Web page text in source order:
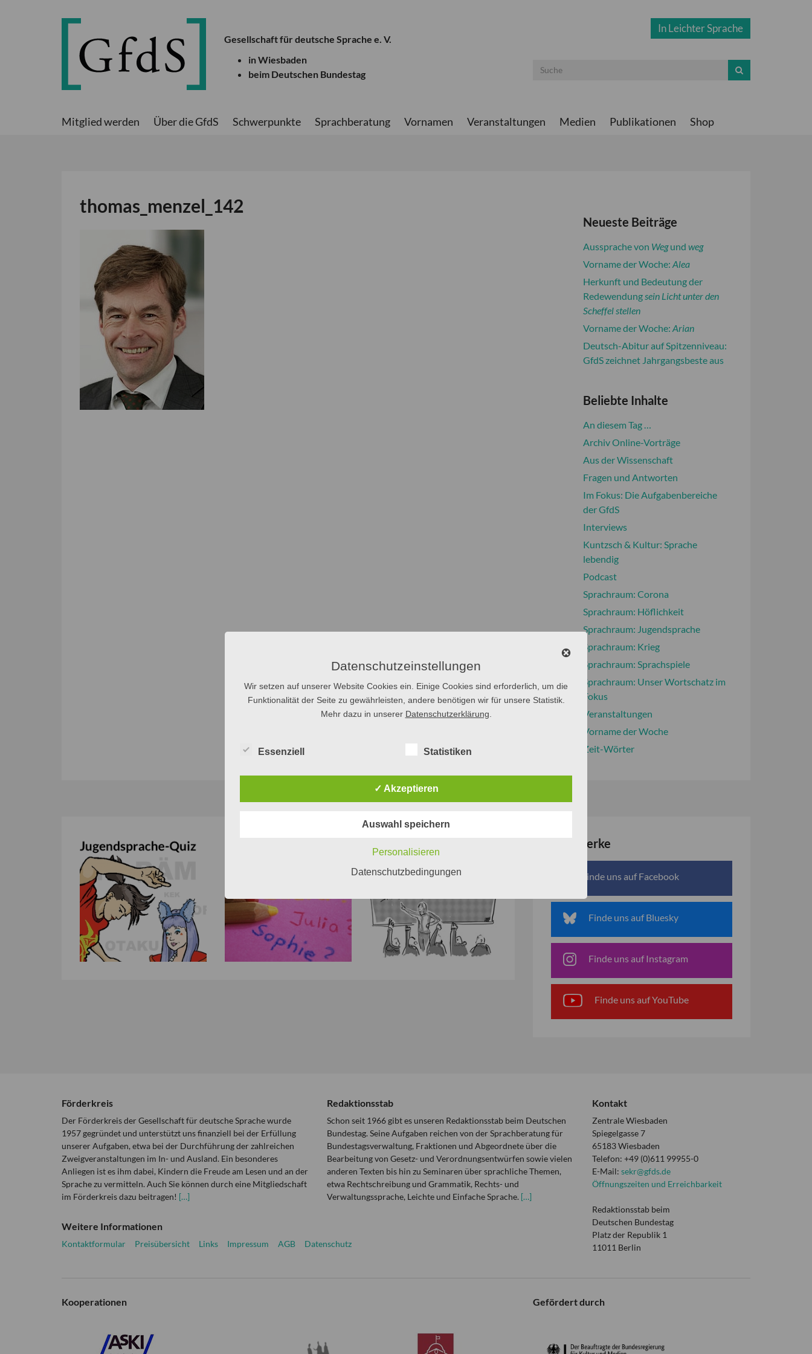
Gesellschaft für deutsche Sprache e. V.
in Wiesbaden
beim Deutschen Bundestag
In Leichter Sprache
Mitglied werden Über die GfdS Schwerpunkte Sprachberatung Vornamen Veranstaltungen Medien Publikationen Shop
thomas_menzel_142
Neueste Beiträge
Aussprache von Wegund weg
Vorname der Woche: Alea
Herkunft und Bedeutung der
Redewendungsein Licht unter den
Scheffel stellen
Vorname der Woche: Arian
Deutsch-Abitur auf Spitzenniveau:
GfdS zeichnet Jahrgangsbeste aus
Beliebte Inhalte
An diesem Tag …
Archiv Online-Vorträge
Aus der Wissenschaft
Fragen und Antworten
Im Fokus: Die Aufgabenbereiche
der GfdS
Interviews
Kuntzsch & Kultur: Sprache
lebendig
Podcast
Sprachraum: Corona
Sprachraum: Höflichkeit
Sprachraum: Jugendsprache
Sprachraum: Krieg
Sprachraum: Sprachspiele
Sprachraum: Unser Wortschatz im
Fokus
Veranstaltungen
Vorname der Woche
Zeit-Wörter
Netzwerke
Finde uns auf Facebook
Finde uns auf Bluesky
Finde uns auf Instagram
Finde uns auf YouTube
Förderkreis
Der Förderkreis der Gesellschaft für deutsche Sprache wurde
1957 gegründet und unterstützt uns finanziell bei der Erfüllung
unserer Aufgaben, etwa bei der Durchführung der zahlreichen
Zweigveranstaltungen im In- und Ausland. Ein besonderes
Anliegen ist es ihm dabei, Kindern die Freude am Lesen und an der
Sprache zu vermitteln. Auch Sie können durch eine Mitgliedschaft
im Förderkreis dazu beitragen! […]
Redaktionsstab
Schon seit 1966 gibt es unseren Redaktionsstab beim Deutschen
Bundestag. Seine Aufgaben reichen von der Sprachberatung für
Bundestagsverwaltung, Fraktionen und Abgeordnete über die
Bearbeitung von Gesetz- und Verordnungsentwürfen sowie vielen
anderen Texten bis hin zu Seminaren über sprachliche Themen,
etwa Rechtschreibung und Grammatik, Rechts- und
Verwaltungssprache, Leichte und Einfache Sprache. […]
Weitere Informationen
Kontaktformular Preisübersicht Links Impressum AGB Datenschutz
Kontakt
Zentrale Wiesbaden
Spiegelgasse 7
65183 Wiesbaden
Telefon: +49 (0)611 99955-0
E-Mail: sekr@gfds.de
Öffnungszeiten und Erreichbarkeit
Redaktionsstab beim
Deutschen Bundestag
Platz der Republik 1
11011 Berlin
Kooperationen Gefördert durch
Datenschutzeinstellungen
Wir setzen auf unserer Website Cookies ein. Einige Cookies sind erforderlich, um die
Funktionalität der Seite zu gewährleisten, andere benötigen wir für unsere Statistik.
Mehr dazu in unserer Datenschutzerklärung
Essenziell Statistiken
✓ Akzeptieren
Auswahl speichern
Personalisieren
Datenschutzbedingungen